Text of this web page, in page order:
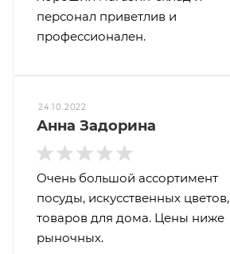
персонал приветлив и
профессионален.
24.10.2022
Анна Задорина
Очень большой ассортимент
посуды, искусственных цветов,
товаров для дома. Цены ниже
рыночных.